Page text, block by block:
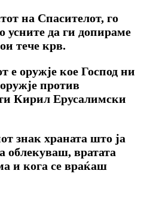
на Спасителот, го
усните да ги допираме
тече крв.
е оружје кое Господ ни
против
Кирил Ерусалимски
знак храната што ја
облекуваш, вратата
и кога се враќаш